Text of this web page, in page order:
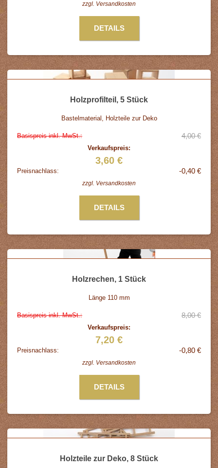
zzgl. Versandkosten
DETAILS
Holzprofilteil, 5 Stück
Bastelmaterial, Holzteile zur Deko
Basispreis inkl. MwSt.: 4,00 €
Verkaufspreis:
3,60 €
Preisnachlass: -0,40 €
zzgl. Versandkosten
DETAILS
Holzrechen, 1 Stück
Länge 110 mm
Basispreis inkl. MwSt.: 8,00 €
Verkaufspreis:
7,20 €
Preisnachlass: -0,80 €
zzgl. Versandkosten
DETAILS
Holzteile zur Deko, 8 Stück